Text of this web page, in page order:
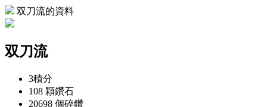
双刀流的資料
双刀流
3積分
108 顆鑽石
20698 個碎鑽